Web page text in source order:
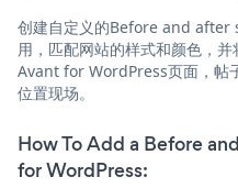
创建自定义的Before and
用，匹配网站的样式和颜色，
Avant for WordPress页面，帖
位置现场。
How To Add a Before
for WordPress: